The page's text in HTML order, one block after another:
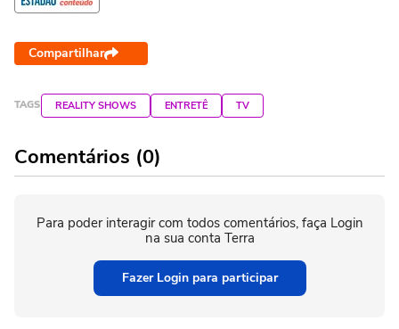
Compartilhar
TAGS REALITY SHOWS ENTRETÊ TV
Comentários (0)
Para poder interagir com todos comentários, faça Login
na sua conta Terra
Fazer Login para participar